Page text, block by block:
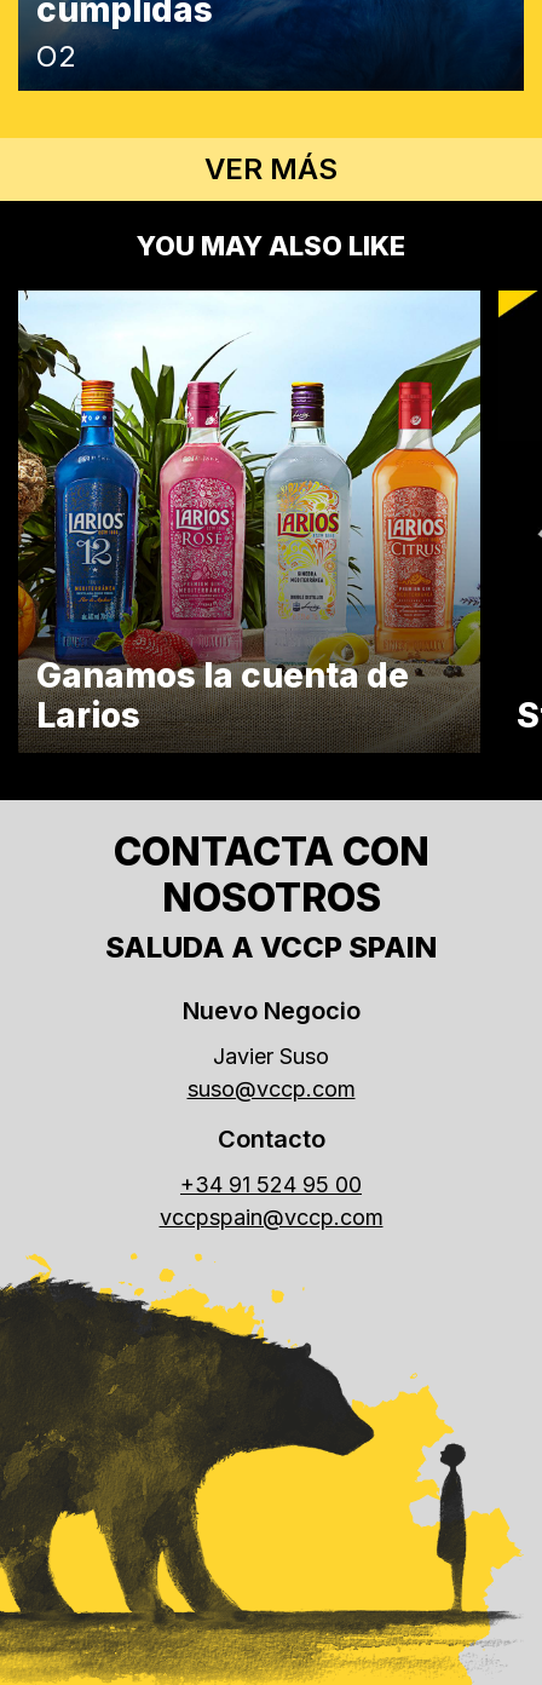
cumplidas
O2
VER MÁS
YOU MAY ALSO LIKE
Ganamos la cuenta de
Larios
CONTACTA CON
NOSOTROS
SALUDA A VCCP SPAIN
Nuevo Negocio
Javier Suso
suso@vccp.com
Contacto
+34 91 524 95 00
vccpspain@vccp.com